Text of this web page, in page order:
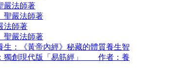
法師著
嚴法師著
法師著
嚴法師著
生：《黃帝內經》秘藏的體質養生智
獨創現代版「易筋經」 作者：養